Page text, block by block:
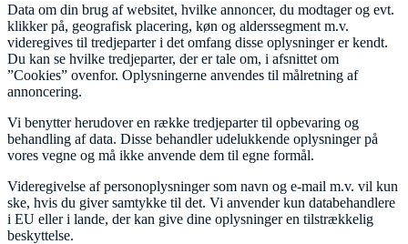
Data om din brug af websitet, hvilke annoncer, du modtager og evt.
klikker på, geografisk placering, køn og alderssegment m.v.
videregives til tredjeparter i det omfang disse oplysninger er kendt.
Du kan se hvilke tredjeparter, der er tale om, i afsnittet om
”Cookies” ovenfor. Oplysningerne anvendes til målretning af
annoncering.
Vi benytter herudover en række tredjeparter til opbevaring og
behandling af data. Disse behandler udelukkende oplysninger på
vores vegne og må ikke anvende dem til egne formål.
Videregivelse af personoplysninger som navn og e-mail m.v. vil kun
ske, hvis du giver samtykke til det. Vi anvender kun databehandlere
i EU eller i lande, der kan give dine oplysninger en tilstrækkelig
beskyttelse.